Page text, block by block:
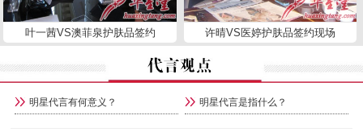
叶一茜VS澳菲泉护肤品签约 许晴VS医婷护肤品签约现场
明星代言有何意义？ 明星代言是指什么？